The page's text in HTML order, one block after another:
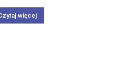
więcej